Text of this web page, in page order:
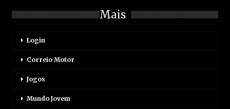
Mais
Login
Correio Motor
Jogos
Mundo Jovem